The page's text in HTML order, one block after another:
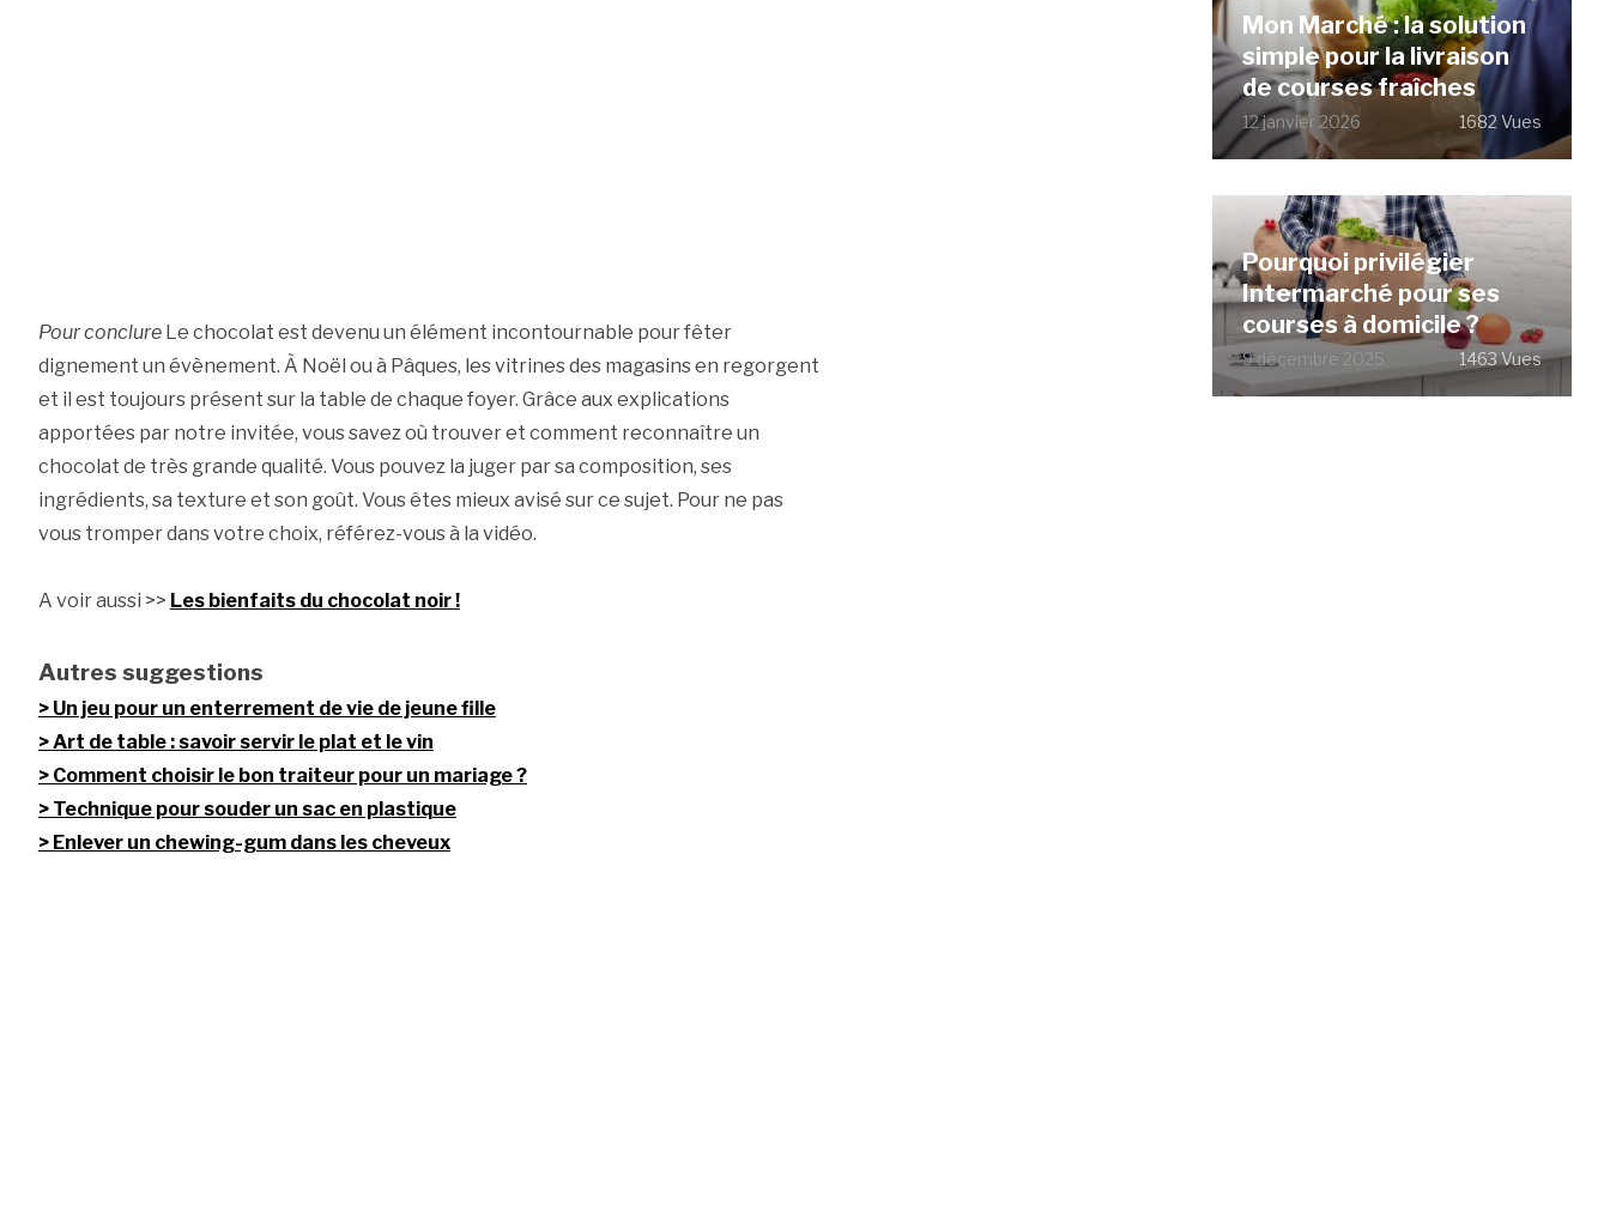
Pour conclureLe chocolat est devenu un élément incontournable pour fêter
dignement un évènement. À Noël ou à Pâques, les vitrines des magasins en regorgent
et il est toujours présent sur la table de chaque foyer. Grâce aux explications
apportées par notre invitée, vous savez où trouver et comment reconnaître un
chocolat de très grande qualité. Vous pouvez la juger par sa composition, ses
ingrédients, sa texture et son goût. Vous êtes mieux avisé sur ce sujet. Pour ne pas
vous tromper dans votre choix, référez-vous à la vidéo.
A voir aussi >> Les bienfaits du chocolat noir !
Autres suggestions
Un jeu pour un enterrement de vie de jeune fille
Art de table : savoir servir le plat et le vin
Comment choisir le bon traiteur pour un mariage ?
Technique pour souder un sac en plastique
Enlever un chewing-gum dans les cheveux
Mon Marché : la solution
simple pour la livraison
de courses fraîches
12 janvier 2026 1682 Vues
Pourquoi privilégier
Intermarché pour ses
courses à domicile ?
9 décembre 2025 1463 Vues